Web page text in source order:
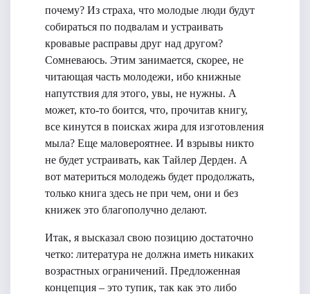
почему? Из страха, что молодые люди будут
собираться по подвалам и устраивать
кровавые расправы друг над другом?
Сомневаюсь. Этим занимается, скорее, не
читающая часть молодежи, ибо книжные
напутствия для этого, увы, не нужны. А
может, кто-то боится, что, прочитав книгу,
все кинутся в поисках жира для изготовления
мыла? Еще маловероятнее. И взрывы никто
не будет устраивать, как Тайлер Дерден. А
вот материться молодежь будет продолжать,
только книга здесь не при чем, они и без
книжек это благополучно делают.
Итак, я высказал свою позицию достаточно
четко: литература не должна иметь никаких
возрастных ограничений. Предложенная
концепция – это тупик, так как это либо